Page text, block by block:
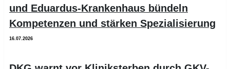
und Eduardus-Krankenhaus bündeln
Kompetenzen und stärken Spezialisierung
16.07.2026